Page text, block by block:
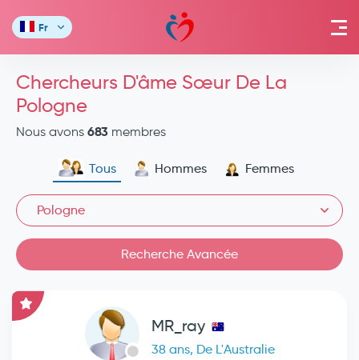
Fr
Chercheurs D'âme Sœur De La
Pologne
Nous avons 683 membres
Tous Hommes Femmes
Pologne
Recherche Avancée
MR_ray
38 ans, De L'Australie